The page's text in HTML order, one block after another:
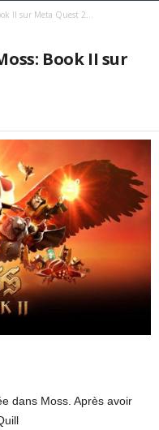
II sur Meta Quest 2...
Book II sur
dans Moss. Après avoir